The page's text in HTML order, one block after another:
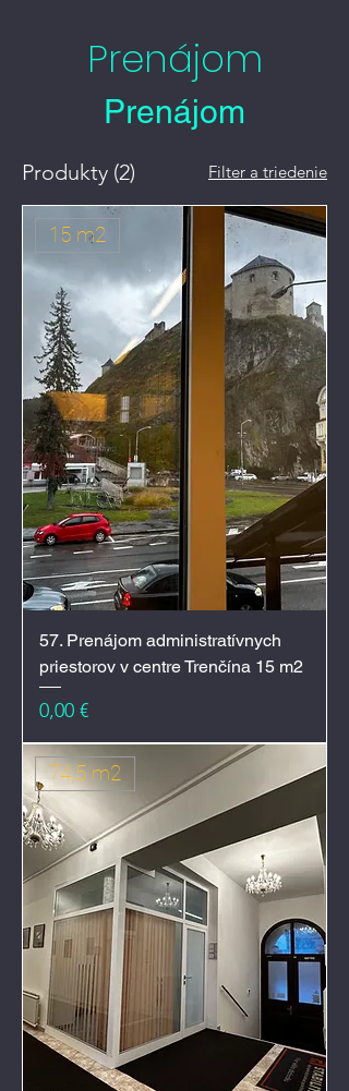
Prenájom
Prenájom
Produkty (2) Filter a triedenie
15 m2
57. Prenájom administratívnych
priestorov v centre Trenčína 15 m2
Cena
0,00 €
74,5 m2